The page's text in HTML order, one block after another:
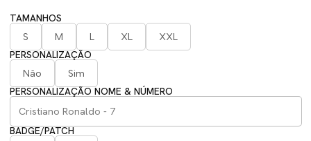
TAMANHOS
S
M L XL
XXL
PERSONALIZAÇÃO
Não
Sim
PERSONALIZAÇÃO NOME & NÚMERO
BADGE/PATCH